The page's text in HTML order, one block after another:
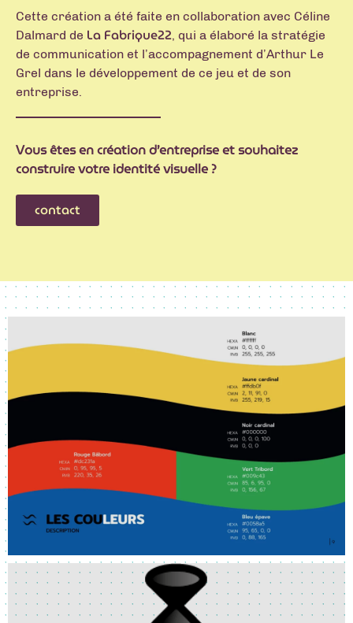
Cette création a été faite en collaboration avec Céline
Dalmard de La Fabrique22, qui a élaboré la stratégie
de communication et l’accompagnement d’Arthur Le
Grel dans le développement de ce jeu et de son
entreprise.
Vous êtes en création d’entreprise et souhaitez
construire votre identité visuelle ?
contact